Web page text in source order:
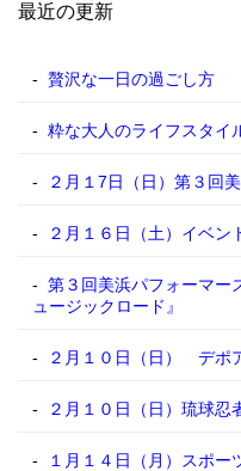
最近の更新
贅沢な一日の過ごし方
粋な大人のライフスタイ
２月１7日（日）第３回
２月１６日（土）イベン
第３回美浜パフォーマー
ュージックロード』
２月１０日（日） デポ
２月１０日（日）琉球忍
１月１４日（月）スポー